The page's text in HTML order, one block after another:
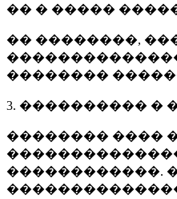
�� � �����
�� ��������,
��������
3. ���������� �
�������� ����
������������.